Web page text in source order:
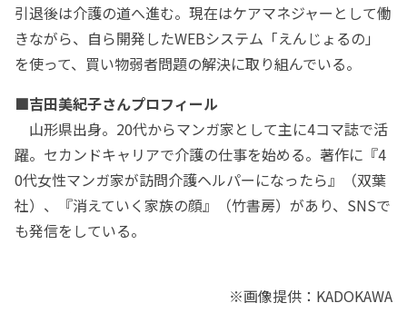
引退後は介護の道へ進む。現在はケアマネジャーとして働
きながら、自ら開発したWEBシステム「えんじょるの」
を使って、買い物弱者問題の解決に取り組んでいる。
■吉田美紀子さんプロフィール
山形県出身。20代からマンガ家として主に4コマ誌で活
躍。セカンドキャリアで介護の仕事を始める。著作に『4
0代女性マンガ家が訪問介護ヘルパーになったら』（双葉
社）、『消えていく家族の顔』（竹書房）があり、SNSで
も発信をしている。
※画像提供：KADOKAWA